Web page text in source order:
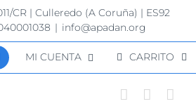
CR | Culleredo (A Coruña) | ES92
| info@apadan.org
MI CUENTA CARRITO